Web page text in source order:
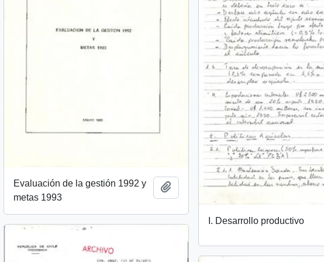
I. Desarrollo productivo
Evaluación de la gestión 1992 y
metas 1993
Añadir al portapapeles